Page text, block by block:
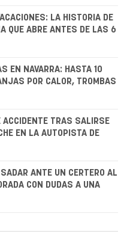
LA HISTORIA DE
QUE ABRE ANTES DE LAS 6
EN NAVARRA: HASTA 10
POR CALOR, TROMBAS
ACCIDENTE TRAS SALIRSE
EN LA AUTOPISTA DE
ANTE UN CERTERO AL
CON DUDAS A UNA